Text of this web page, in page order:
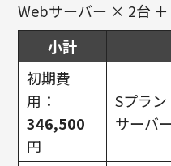
Webサーバー × 2台
小計
初期費
用：
346,500
円
Sプラ
サーバ